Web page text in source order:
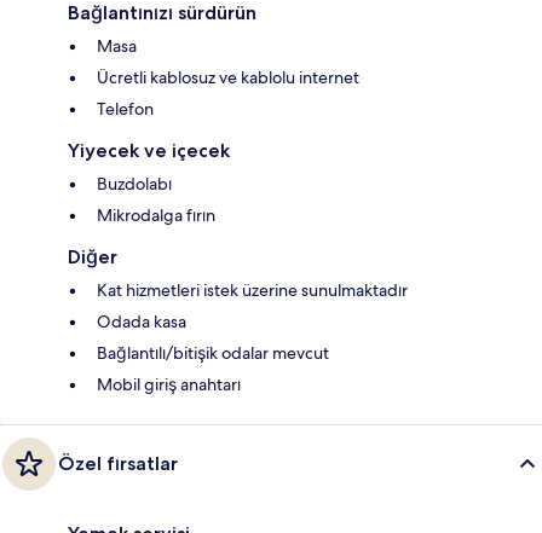
Bağlantınızı sürdürün
Masa
Ücretli kablosuz ve kablolu internet
Telefon
Yiyecek ve içecek
Buzdolabı
Mikrodalga fırın
Diğer
Kat hizmetleri istek üzerine sunulmaktadır
Odada kasa
Bağlantılı/bitişik odalar mevcut
Mobil giriş anahtarı
Özel fırsatlar